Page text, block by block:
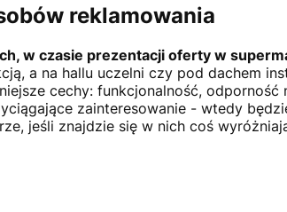
reklamowania
w czasie prezentacji oferty w
a na hallu uczelni czy pod dachem
cechy: funkcjonalność, odporność
zainteresowanie - wtedy
jeśli znajdzie się w nich coś